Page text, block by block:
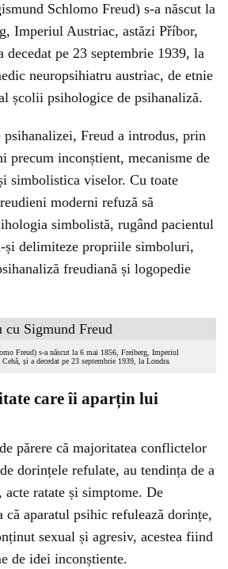
Schlomo Freud) s-a născut la
Imperiul Austriac, astăzi Příbor,
decedat pe 23 septembrie 1939, la
neuropsihiatru austriac, de etnie
școlii psihologice de psihanaliză.
psihanalizei, Freud a introdus, prin
precum inconștient, mecanisme de
simbolistica viselor. Cu toate
moderni refuză să
simbolistă, rugând pacientul
și delimiteze propriile simboluri,
freudiană și logopedie
Freud) s-a născut la 6 mai 1856, Freiberg, Imperiul
și a decedat pe 23 septembrie 1939, la Londra.
care îi aparțin lui
părere că majoritatea conflictelor
dorințele refulate, au tendința de a
acte ratate și simptome. De
că aparatul psihic refulează dorințe,
sexual și agresiv, acestea fiind
de idei inconștiente.